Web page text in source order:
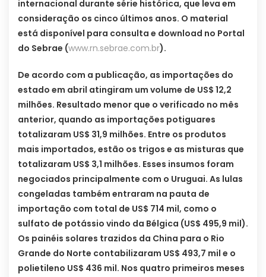
internacional durante série histórica, que leva em
consideração os cinco últimos anos. O material
está disponível para consulta e download no Portal
do Sebrae (www.rn.sebrae.com.br).
De acordo com a publicação, as importações do
estado em abril atingiram um volume de US$ 12,2
milhões. Resultado menor que o verificado no mês
anterior, quando as importações potiguares
totalizaram US$ 31,9 milhões. Entre os produtos
mais importados, estão os trigos e as misturas que
totalizaram US$ 3,1 milhões. Esses insumos foram
negociados principalmente com o Uruguai. As lulas
congeladas também entraram na pauta de
importação com total de US$ 714 mil, como o
sulfato de potássio vindo da Bélgica (US$ 495,9 mil).
Os painéis solares trazidos da China para o Rio
Grande do Norte contabilizaram US$ 493,7 mil e o
polietileno US$ 436 mil. Nos quatro primeiros meses